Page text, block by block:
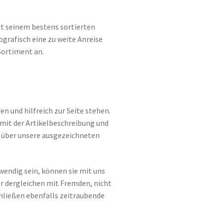
seinem bestens sortierten
eine zu weite Anreise
an.
und hilfreich zur Seite stehen.
der Artikelbeschreibung und
unsere ausgezeichneten
sein, können sie mit uns
dergleichen mit Fremden, nicht
ebenfalls zeitraubende